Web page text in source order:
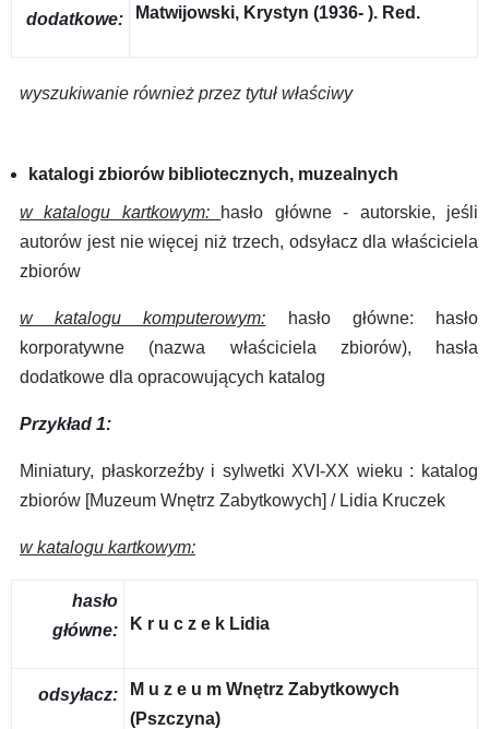
dodatkowe:
Matwijowski, Krystyn (1936- ). Red.
wyszukiwanie również przez tytuł właściwy
katalogi zbiorów bibliotecznych, muzealnych
w katalogu kartkowym:
hasło główne - autorskie, jeśli
autorów jest nie więcej niż trzech, odsyłacz dla właściciela
zbiorów
w katalogu komputerowym: hasło główne: hasło
korporatywne (nazwa właściciela zbiorów), hasła
dodatkowe dla opracowujących katalog
Przykład 1:
Miniatury, płaskorzeźby i sylwetki XVI-XX wieku : katalog
zbiorów [Muzeum Wnętrz Zabytkowych] / Lidia Kruczek
w katalogu kartkowym:
hasło
główne:
K r u c z e k Lidia
odsyłacz:
M u z e u m Wnętrz Zabytkowych
(Pszczyna)